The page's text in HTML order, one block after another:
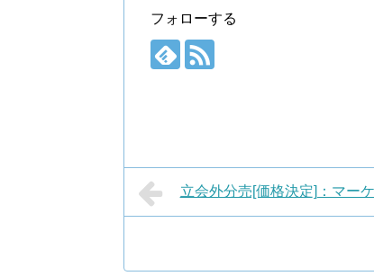
フォローする
立会外分売[価格決定]：マー